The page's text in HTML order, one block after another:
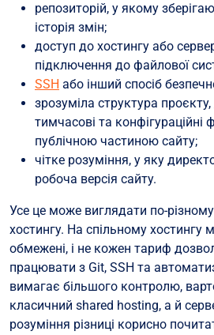
репозиторій, у якому
історія змін;
доступ до хостингу або
підключення до файлової
SSH або інший спосіб
зрозуміла структура
тимчасові та конфігураційні
публічною частиною сайту;
чітке розуміння, у яку
робоча версія сайту.
Усе це може виглядати по-
хостингу. На спільному хостингу
обмежені, і не кожен тариф
працювати з Git, SSH та
вимагає більшого контролю,
класичний shared hosting, а й
розуміння різниці корисно